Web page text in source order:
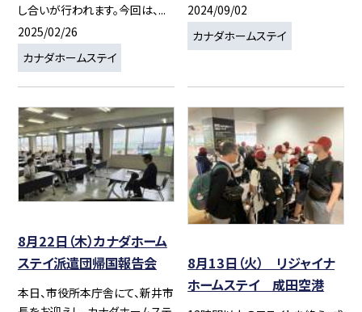
し合いが行われます。今回は、...
2025/02/26
カナダホームステイ
2024/09/02
カナダホームステイ
8月22日（木）カナダホーム
ステイ派遣団帰国報告会
本日、市役所本庁舎にて、新井市
8月13日（火） リジャイナ
ホームステイ 成田空港